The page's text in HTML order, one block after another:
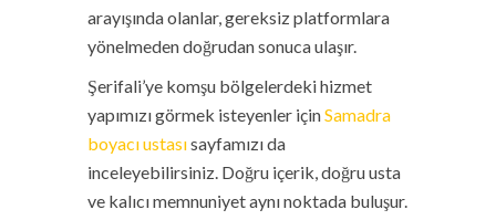
arayışında olanlar, gereksiz platformlara
yönelmeden doğrudan sonuca ulaşır.
Şerifali’ye komşu bölgelerdeki hizmet
yapımızı görmek isteyenler içinSamadra
boyacı ustasısayfamızı da
inceleyebilirsiniz. Doğru içerik, doğru usta
ve kalıcı memnuniyet aynı noktada buluşur.